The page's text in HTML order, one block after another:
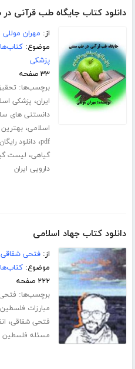
دانلود کتاب جایگاه طب قرآنی
از: مهران موللی
موضوع:
پزشکی
۳۳ صفحه
برچسب‌ها:
ایران، پزشکی
دانستنی های
اسلامی،
pdf،دانلود
گیاهی، لیست
دارویی ایران
دانلود کتاب جهاد اسلامی
از:فتحی شقاقی
موضوع:
۲۲۲ صفحه
برچسب‌ها:
مبارزات فلسطین
فتحی شقاقی،
مسئله فلسطین